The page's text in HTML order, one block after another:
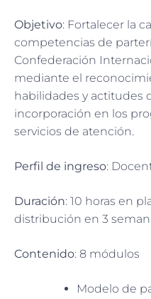
Objetivo: Fortalecer la
competencias de
Confederación
mediante el
habilidades y actitudes
incorporación en los
servicios de atención.
Perfil de ingreso:
Duración: 10 horas en
distribución en 3
Contenido: 8 módulos
Modelo de